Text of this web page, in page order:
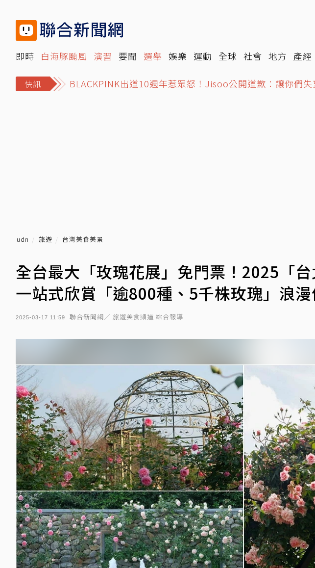
即時 白海豚颱風 演習 要聞 選舉 娛樂 運動 全球 社會 地方 產經
快訊
BLACKPINK出道10週年惹眾怒！Jisoo公開道歉：讓你們
白海豚主要外圍雨帶逼近 吳聖宇示警北台灣：會維持雙眼
udn 旅遊 台灣美食美景
全台最大「玫瑰花展」免門票！2025「
一站式欣賞「逾800種、5千株玫瑰」浪
2025-03-17 11:59 聯合新聞網／ 旅遊美食頻道 綜合報導